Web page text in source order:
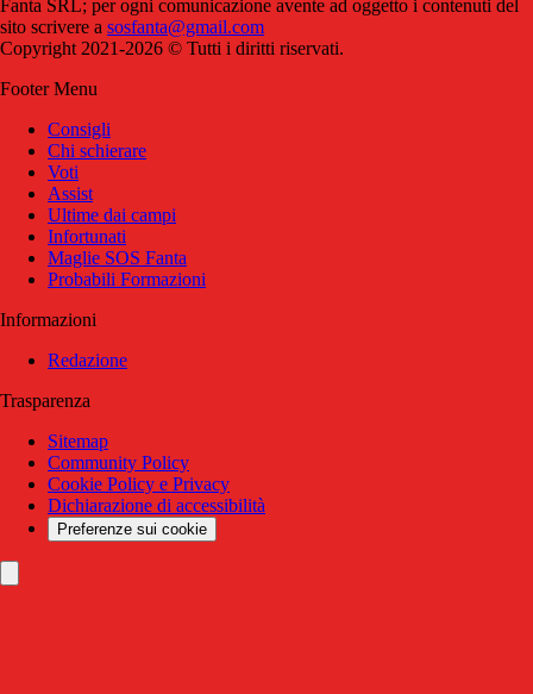
Fanta SRL; per ogni comunicazione avente ad oggetto i contenuti del
sito scrivere a sosfanta@gmail.com
Copyright 2021-2026 © Tutti i diritti riservati.
Footer Menu
Consigli
Chi schierare
Voti
Assist
Ultime dai campi
Infortunati
Maglie SOS Fanta
Probabili Formazioni
Informazioni
Redazione
Trasparenza
Sitemap
Community Policy
Cookie Policy e Privacy
Dichiarazione di accessibilità
Preferenze sui cookie